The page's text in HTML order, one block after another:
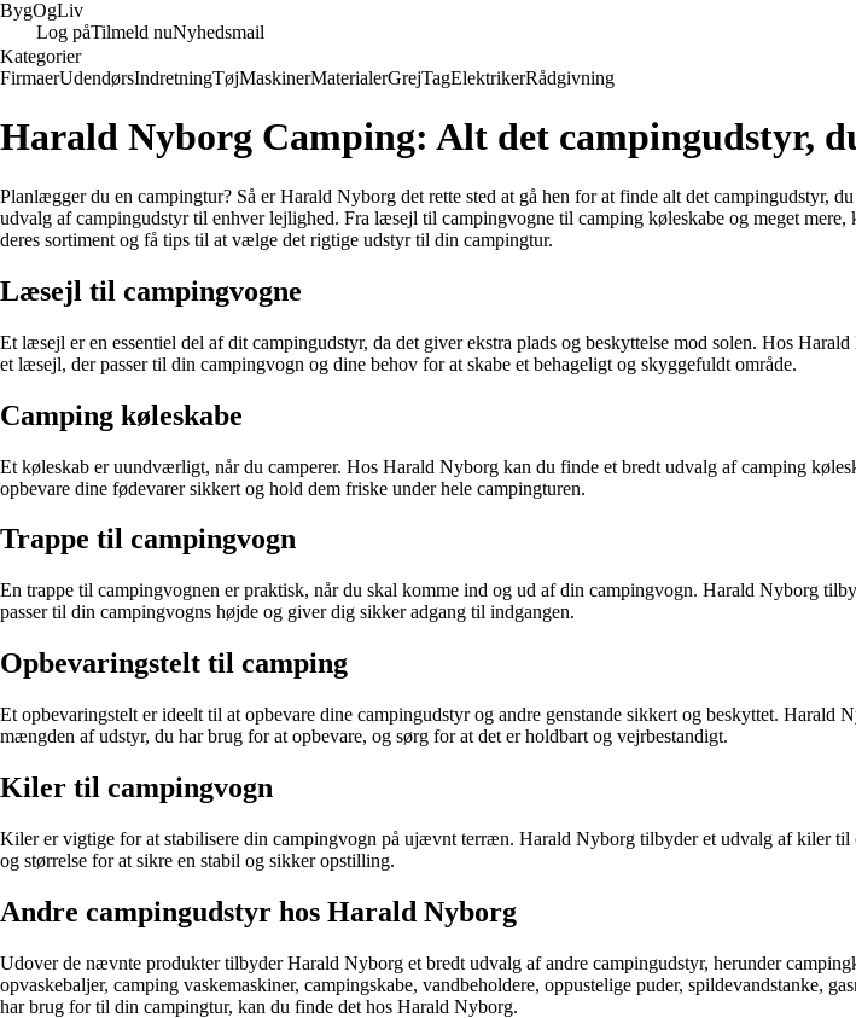
BygOgLiv
Log påTilmeld nuNyhedsmail
Kategorier
FirmaerUdendørsIndretningTøjMaskinerMaterialerGrejTagElektrikerRådgivning
Harald Nyborg Camping: Alt det campingudstyr,
Planlægger du en campingtur? Så er Harald Nyborg det rette sted at gå hen for at finde alt det campingudstyr,
udvalg af campingudstyr til enhver lejlighed. Fra læsejl til campingvogne til camping køleskabe og meget
deres sortiment og få tips til at vælge det rigtige udstyr til din campingtur.
Læsejl til campingvogne
Et læsejl er en essentiel del af dit campingudstyr, da det giver ekstra plads og beskyttelse mod solen. Hos
et læsejl, der passer til din campingvogn og dine behov for at skabe et behageligt og skyggefuldt område.
Camping køleskabe
Et køleskab er uundværligt, når du camperer. Hos Harald Nyborg kan du finde et bredt udvalg af camping
opbevare dine fødevarer sikkert og hold dem friske under hele campingturen.
Trappe til campingvogn
En trappe til campingvognen er praktisk, når du skal komme ind og ud af din campingvogn. Harald Nyborg
passer til din campingvogns højde og giver dig sikker adgang til indgangen.
Opbevaringstelt til camping
Et opbevaringstelt er ideelt til at opbevare dine campingudstyr og andre genstande sikkert og beskyttet.
mængden af udstyr, du har brug for at opbevare, og sørg for at det er holdbart og vejrbestandigt.
Kiler til campingvogn
Kiler er vigtige for at stabilisere din campingvogn på ujævnt terræn. Harald Nyborg tilbyder et udvalg af kiler
og størrelse for at sikre en stabil og sikker opstilling.
Andre campingudstyr hos Harald Nyborg
Udover de nævnte produkter tilbyder Harald Nyborg et bredt udvalg af andre campingudstyr, herunder
opvaskebaljer, camping vaskemaskiner, campingskabe, vandbeholdere, oppustelige puder, spildevandstanke,
har brug for til din campingtur, kan du finde det hos Harald Nyborg.